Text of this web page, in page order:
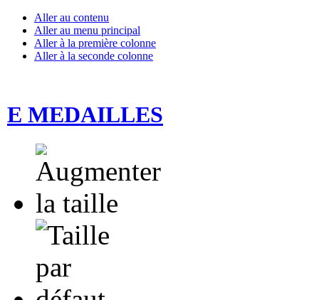
Aller au contenu
Aller au menu principal
Aller à la première colonne
Aller à la seconde colonne
E MEDAILLES